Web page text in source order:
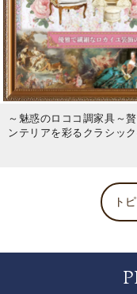
～魅惑のロココ調家具～
ンテリアを彩るクラシッ
ト